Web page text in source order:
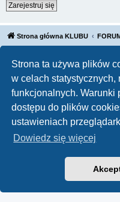
Strona ta używa plików
w celach statystycznych,
funkcjonalnych. Warunki
dostępu do plików
ustawieniach
Dowiedz się więcej
Zarejestruj się
Strona główna KLUBU
Polski pakiet